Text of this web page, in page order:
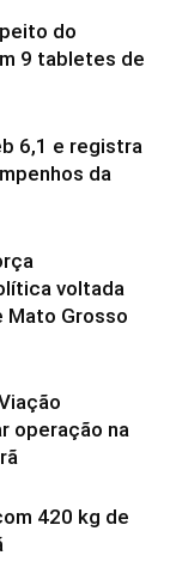
do
9 tabletes de
6,1 e registra
da
voltada
Mato Grosso
operação na
420 kg de